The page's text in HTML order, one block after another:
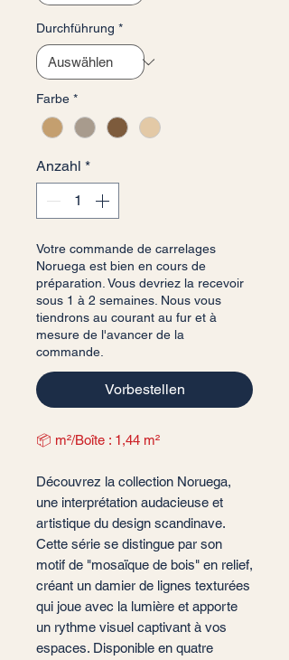
Durchführung *
Farbe *
Anzahl *
Votre commande de carrelages
Noruega est bien en cours de
préparation. Vous devriez la recevoir
sous 1 à 2 semaines. Nous vous
tiendrons au courant au fur et à
mesure de l'avancer de la
commande.
Vorbestellen
📦 m²/Boîte : 1,44 m²
Découvrez la collection Noruega,
une interprétation audacieuse et
artistique du design scandinave.
Cette série se distingue par son
motif de "mosaïque de bois" en relief,
créant un damier de lignes texturées
qui joue avec la lumière et apporte
un rythme visuel captivant à vos
espaces. Disponible en quatre